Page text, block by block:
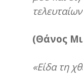
(Θάνος
«Είδα τη